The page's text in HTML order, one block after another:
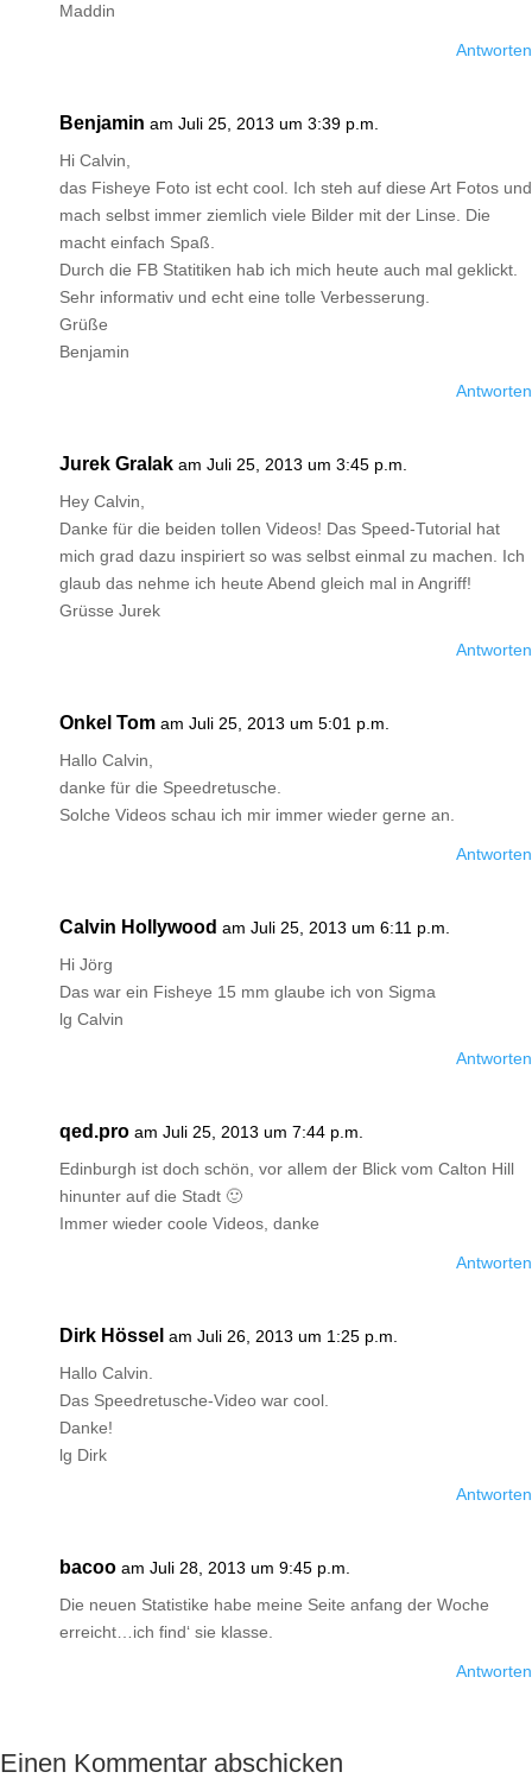
Maddin
Antworten
Benjamin am Juli 25, 2013 um 3:39 p.m.
Hi Calvin,
das Fisheye Foto ist echt cool. Ich steh auf diese Art Fotos und
mach selbst immer ziemlich viele Bilder mit der Linse. Die
macht einfach Spaß.
Durch die FB Statitiken hab ich mich heute auch mal geklickt.
Sehr informativ und echt eine tolle Verbesserung.
Grüße
Benjamin
Antworten
Jurek Gralak am Juli 25, 2013 um 3:45 p.m.
Hey Calvin,
Danke für die beiden tollen Videos! Das Speed-Tutorial hat
mich grad dazu inspiriert so was selbst einmal zu machen. Ich
glaub das nehme ich heute Abend gleich mal in Angriff!
Grüsse Jurek
Antworten
Onkel Tom am Juli 25, 2013 um 5:01 p.m.
Hallo Calvin,
danke für die Speedretusche.
Solche Videos schau ich mir immer wieder gerne an.
Antworten
Calvin Hollywood am Juli 25, 2013 um 6:11 p.m.
Hi Jörg
Das war ein Fisheye 15 mm glaube ich von Sigma
lg Calvin
Antworten
qed.pro am Juli 25, 2013 um 7:44 p.m.
Edinburgh ist doch schön, vor allem der Blick vom Calton Hill
hinunter auf die Stadt 🙂
Immer wieder coole Videos, danke
Antworten
Dirk Hössel am Juli 26, 2013 um 1:25 p.m.
Hallo Calvin.
Das Speedretusche-Video war cool.
Danke!
lg Dirk
Antworten
bacoo am Juli 28, 2013 um 9:45 p.m.
Die neuen Statistike habe meine Seite anfang der Woche
erreicht…ich find‘ sie klasse.
Antworten
Einen Kommentar abschicken